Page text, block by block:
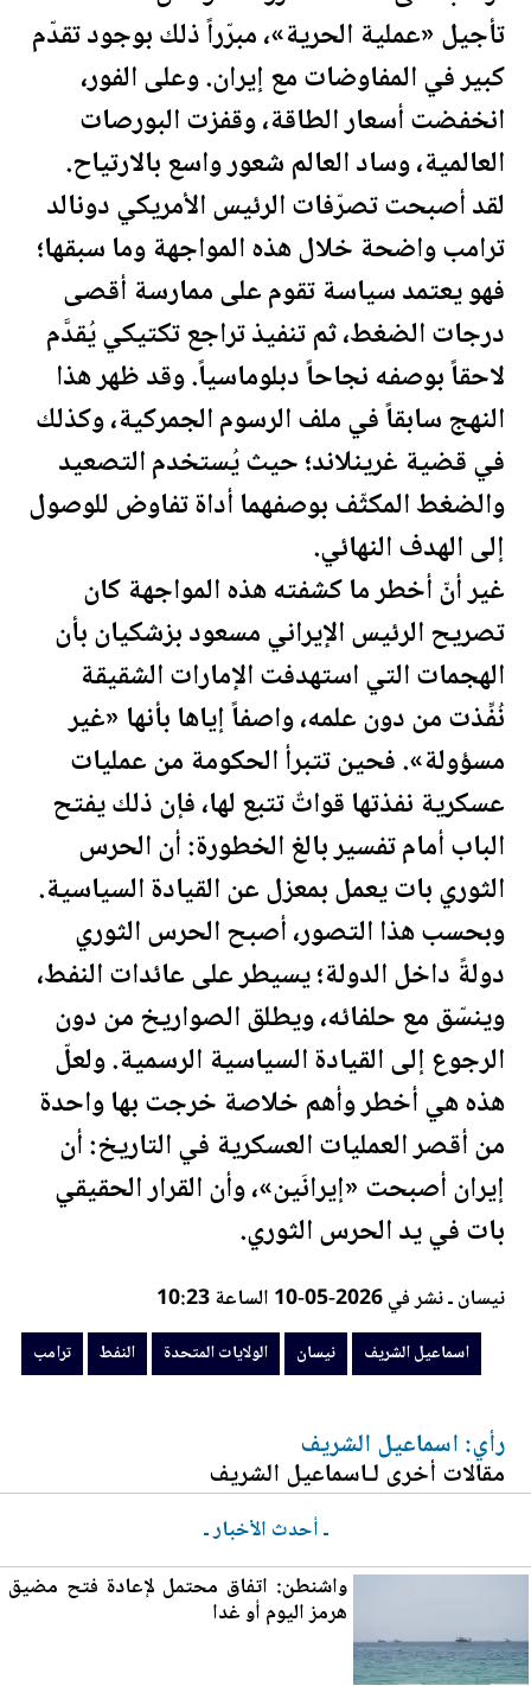
تأجيل «عملية الحرية»، مبرّراً ذلك بوجود تقدّم
كبير في المفاوضات مع إيران. وعلى الفور،
انخفضت أسعار الطاقة، وقفزت البورصات
العالمية، وساد العالم شعور واسع بالارتياح.
لقد أصبحت تصرّفات الرئيس الأمريكي دونالد
ترامبواضحة خلال هذه المواجهة وما سبقها؛
فهو يعتمد سياسة تقوم على ممارسة أقصى
درجات الضغط، ثم تنفيذ تراجع تكتيكي يُقدَّم
لاحقاً بوصفه نجاحاً دبلوماسياً. وقد ظهر هذا
النهج سابقاً في ملف الرسوم الجمركية، وكذلك
في قضية غرينلاند؛ حيث يُستخدم التصعيد
والضغط المكثّف بوصفهما أداة تفاوض للوصول
إلى الهدف النهائي.
غير أنّ أخطر ما كشفته هذه المواجهة كان
تصريح الرئيس الإيراني مسعود بزشكيان بأن
الهجمات التي استهدفت الإمارات الشقيقة
نُفِّذت من دون علمه، واصفاً إياها بأنها «غير
مسؤولة». فحين تتبرأ الحكومة من عمليات
عسكرية نفذتها قواتٌ تتبع لها، فإن ذلك يفتح
الباب أمام تفسير بالغ الخطورة: أن الحرس
الثوري بات يعمل بمعزل عن القيادة السياسية.
وبحسب هذا التصور، أصبح الحرس الثوري
دولةً داخل الدولة؛ يسيطر على عائداتالنفط،
وينسّق مع حلفائه، ويطلق الصواريخ من دون
الرجوع إلى القيادة السياسية الرسمية. ولعلّ
هذه هي أخطر وأهم خلاصة خرجت بها واحدة
من أقصر العمليات العسكرية في التاريخ: أن
إيران أصبحت «إيرانَين»، وأن القرار الحقيقي
بات في يد الحرس الثوري.
نيسان ـ نشر في 2026-05-10 الساعة 10:23
اسماعيل الشريف نيسان الولايات المتحدة النفط ترامب
رأي: اسماعيل الشريف
مقالات أخرى لـاسماعيل الشريف
ـ أحدث الأخبار ـ
واشنطن: اتفاق محتمل لإعادة فتح مضيق
هرمز اليوم أو غدا